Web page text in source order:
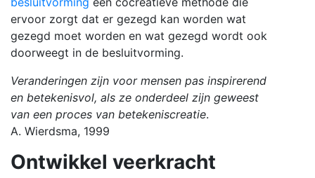
ervoor zorgt dat er gezegd kan worden wat
gezegd moet worden en wat gezegd wordt ook
doorweegt in de besluitvorming.
Veranderingen zijn voor mensen pas inspirerend
en betekenisvol, als ze onderdeel zijn geweest
van een proces van betekeniscreatie.
A. Wierdsma, 1999
Ontwikkel veerkracht